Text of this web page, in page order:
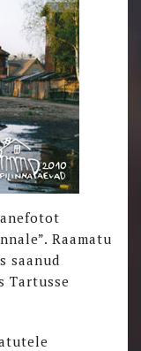
Raamatu
saanud
Tartusse